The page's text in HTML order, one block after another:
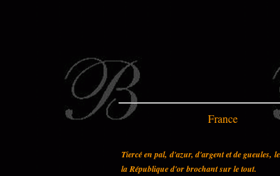
France
Tiercé en pal, d'azur, d'argent et de gueules,
la République d'or brochant sur le tout.